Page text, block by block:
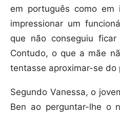
em português como em
impressionar um
que não conseguiu
Contudo, o que a mãe
tentasse aproximar-se do
Segundo Vanessa, o
Ben ao perguntar-lhe o